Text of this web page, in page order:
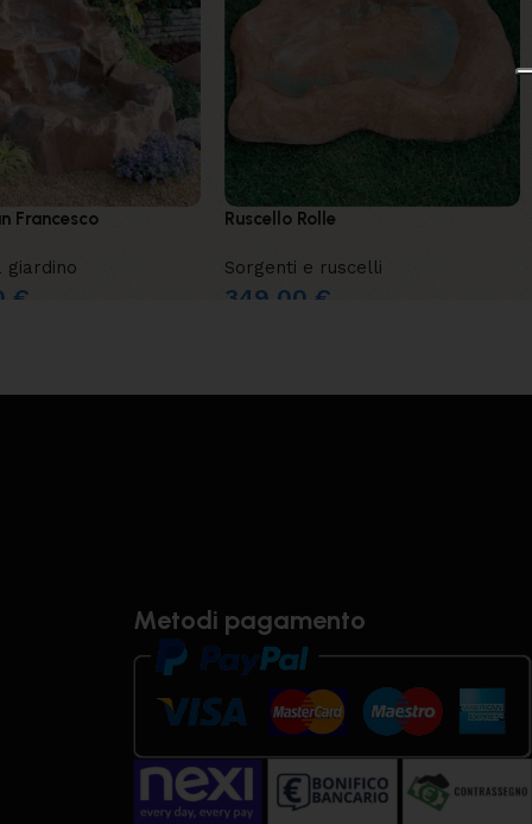
Francesco
giardino
€
Ruscello Rolle
Sorgenti e ruscelli
349,00€
Metodi pagamento